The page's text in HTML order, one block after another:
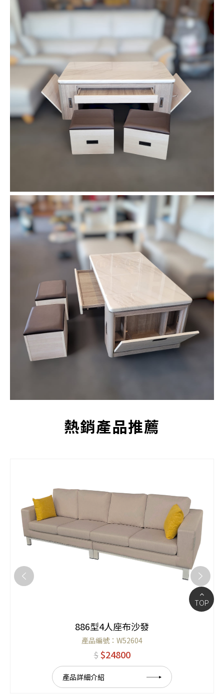
熱銷產品推薦
886型4人座布沙發
產品編號：W52604
$$24800
產品詳細介紹
TOP